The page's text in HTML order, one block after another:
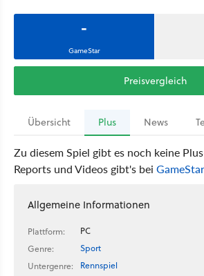
-
GameStar
Preisvergleich
Übersicht Plus News
Zu diesem Spiel gibt es noch keine
Reports und Videos gibt's bei
Allgemeine Informationen
Plattform:
PC
Genre:
Sport
Untergenre:
Rennspiel